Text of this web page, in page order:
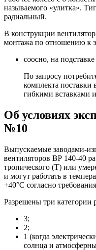
называемого «улитка».
радиальный.
В конструкции
монтажа по отношению к
соосно, на
По запросу
комплекта поставки
гибкими вставками
Об условиях
№10
Выпускаемые заводами-
вентиляторов ВР 140-40
тропического (Т) или
и могут работать в
+40°С согласно
Разрешены три категории
3;
2;
1 (когда
солнца и